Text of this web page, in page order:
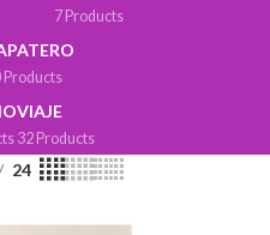
7 Products
Products
VIAJE
32 Products
24